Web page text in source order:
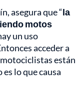
asegura que “la
motos
un uso
acceder a
están
es lo que causa